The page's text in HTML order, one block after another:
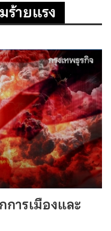
ร้ายแรง
การเมืองและ